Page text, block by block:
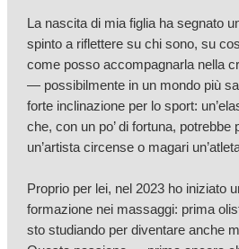
La nascita di mia figlia ha segnato
spinto a riflettere su chi sono, su
come posso accompagnarla nella
— possibilmente in un mondo più
forte inclinazione per lo sport:
che, con un po’ di fortuna, potrebbe
un’artista circense o magari
Proprio per lei, nel 2023 ho iniziato
formazione nei massaggi: prima
sto studiando per diventare anche